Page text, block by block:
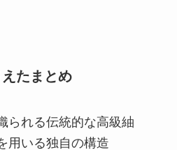
たまとめ
られる伝統的な高級紬
用いる独自の構造